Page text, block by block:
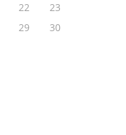
22
23
29
30